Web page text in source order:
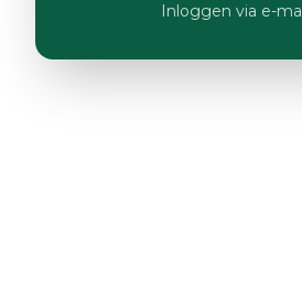
Inloggen via e-